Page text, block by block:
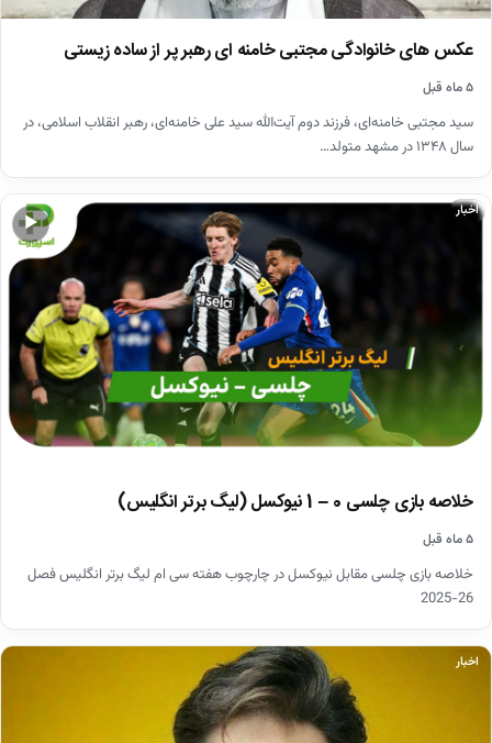
عکس های خانوادگی مجتبی خامنه ای رهبر پر از ساده زیستی
۵ ماه قبل
سید مجتبی خامنه‌ای، فرزند دوم آیت‌الله سید علی خامنه‌ای، رهبر انقلاب اسلامی، در
سال ۱۳۴۸ در مشهد متولد…
▶
اخبار
خلاصه بازی چلسی 0 – 1 نیوکسل (لیگ برتر انگلیس)
۵ ماه قبل
خلاصه بازی چلسی مقابل نیوکسل در چارچوب هفته سی ام لیگ برتر انگلیس فصل
26-2025
اخبار